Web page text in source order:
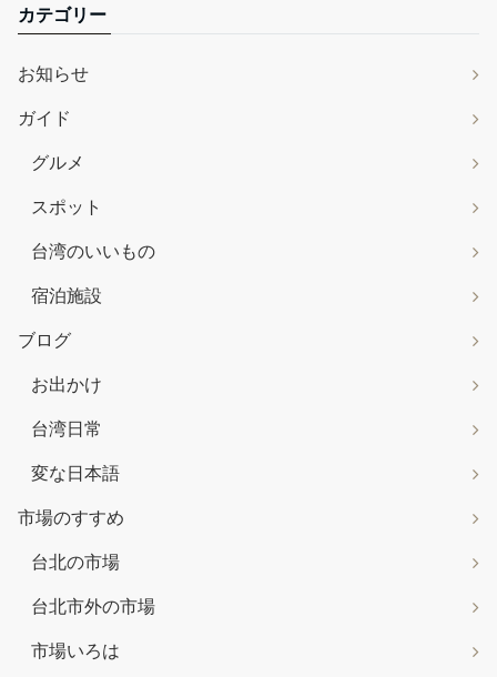
カテゴリー
お知らせ
ガイド
グルメ
スポット
台湾のいいもの
宿泊施設
ブログ
お出かけ
台湾日常
変な日本語
市場のすすめ
台北の市場
台北市外の市場
市場いろは